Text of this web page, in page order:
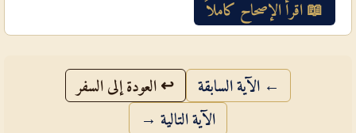
📖 اقرأ الإصحاح كاملاً
← الآية السابقة
↩ العودة إلى السفر
الآية التالية →